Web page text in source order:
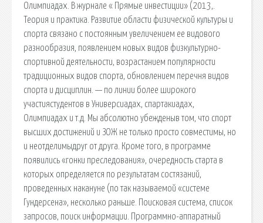
Олимпиадах. В журнале « Прямые инвестиции» (2013,.
Теория и практика. Развитие области физической культуры и
спорта связано с постоянным увеличением ее видового
разнообразия, появлением новых видов физкультурно-
спортивной деятельности, возрастанием популярности
традиционных видов спорта, обновлением перечня видов
спорта и дисциплин. — по линии более широкого
участиястудентов в Универсиадах, спартакиадах,
Олимпиадах и т.д. Мы абсолютно убежденыв том, что спорт
высших достижений и ЗОЖ не только просто совместимы, но
и неотделимыдруг от друга. Кроме того, в программе
появились «гонки преследования», очередность старта в
которых определяется по результатам состязаний,
проведенных накануне (по так называемой «системе
Гундерсена», несколько раньше. Поисковая сиcтема, список
запросов, поиск информации. Программно-аппаратный